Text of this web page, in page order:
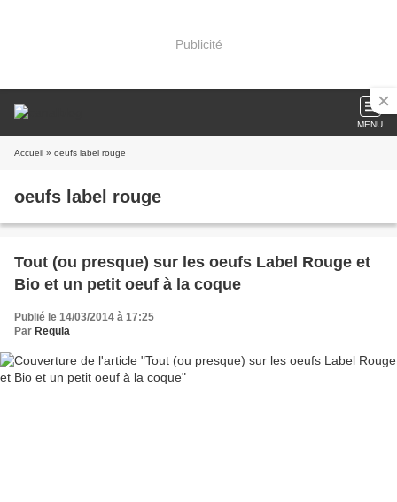
Publicité
MENU
Accueil » oeufs label rouge
oeufs label rouge
Tout (ou presque) sur les oeufs Label Rouge et
Bio et un petit oeuf à la coque
Publié le 14/03/2014 à 17:25
Par Requia